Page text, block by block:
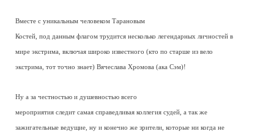
Вместе с уникальным человеком Тарановым
Костей, под данным флагом трудится несколько легендарных личностей в
мире экстрима, включая широко известного (кто по старше из вело
экстрима, тот точно знает) Вячеслава Хромова (ака Сэм)!
Ну а за честностью и душевностью всего
мероприятия следит самая справедливая коллегия судей, а так же
зажигательные ведущие, ну и конечно же зрители, которые ни когда не